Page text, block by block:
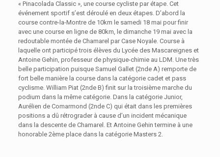
« Pinacolada Classic », une course cycliste par étape. Cet
événement sportif s’est déroulé en deux étapes. D’abord la
course contre-la-Montre de 10km le samedi 18 mai pour finir
avec une course en ligne de 80km, le dimanche 19 mai avec la
redoutable montée de Chamarel par Case Noyale. Course à
laquelle ont participé trois élèves du Lycée des Mascareignes et
Antoine Gehin, professeur de physique-chimie au LDM. Une très
belle participation puisque Samuel Gallet (2nde A) remporte de
fort belle manière la course dans la catégorie cadet et pass
cyclisme. William Piat (2nde B) finit sur la troisième marche du
podium dans la même catégorie. Dans la catégorie Junior,
Aurélien de Comarmond (2nde C) qui était dans les premières
positions a dû rétrograder à cause d’un incident mécanique
dans la descente de Chamarel. Et Antoine Gehin termine à une
honorable 2ème place dans la catégorie Masters 2.